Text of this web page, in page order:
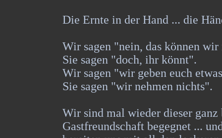
Die Ernte in der Hand ... die
Wir sagen "nein, das können
Sie sagen "doch, ihr könnt".
Wir sagen "wir geben euch
Sie sagen "wir nehmen nichts".
Wir sind mal wieder dieser
Gastfreundschaft begegnet ...